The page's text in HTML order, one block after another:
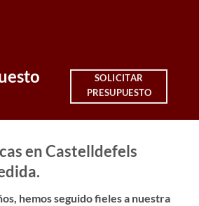
SOLICITAR
PRESUPUESTO
en Castelldefels
hemos seguido fieles a nuestra